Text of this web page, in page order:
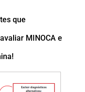
que
MINOCA e